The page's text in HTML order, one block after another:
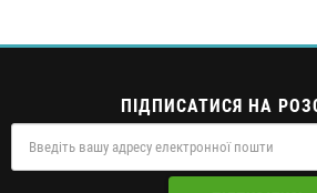
ПІДПИСАТИСЯ НА